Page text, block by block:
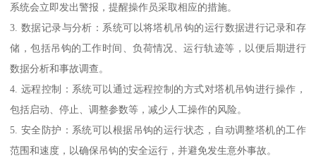
系统会立即发出警报，提醒操作员采取相应的措施。
3. 数据记录与分析：系统可以将塔机吊钩的运行数据进行记录和存
储，包括吊钩的工作时间、负荷情况、运行轨迹等，以便后期进行
数据分析和事故调查。
4. 远程控制：系统可以通过远程控制的方式对塔机吊钩进行操作，
包括启动、停止、调整参数等，减少人工操作的风险。
5. 安全防护：系统可以根据吊钩的运行状态，自动调整塔机的工作
范围和速度，以确保吊钩的安全运行，并避免发生意外事故。